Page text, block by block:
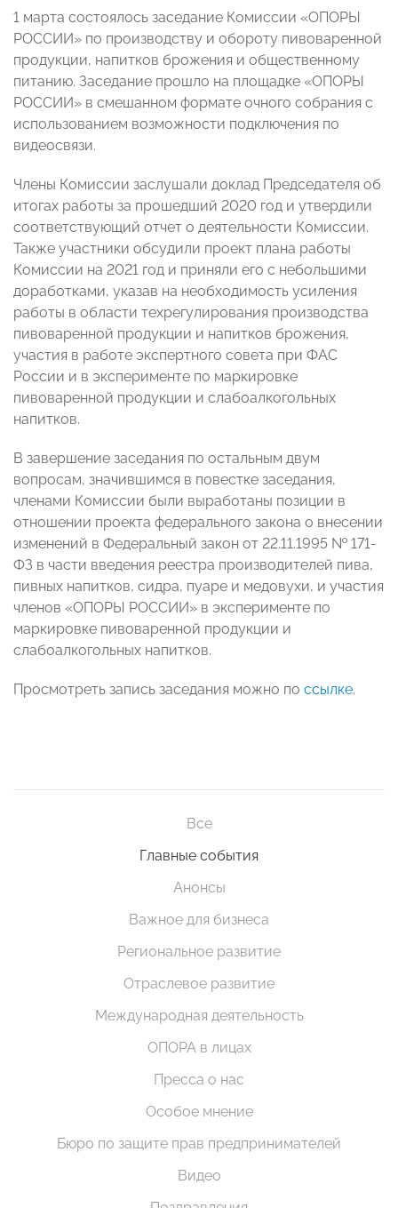
1 марта состоялось заседание Комиссии «ОПОРЫ
РОССИИ» по производству и обороту пивоваренной
продукции, напитков брожения и общественному
питанию. Заседание прошло на площадке «ОПОРЫ
РОССИИ» в смешанном формате очного собрания с
использованием возможности подключения по
видеосвязи.
Члены Комиссии заслушали доклад Председателя об
итогах работы за прошедший 2020 год и утвердили
соответствующий отчет о деятельности Комиссии.
Также участники обсудили проект плана работы
Комиссии на 2021 год и приняли его с небольшими
доработками, указав на необходимость усиления
работы в области техрегулирования производства
пивоваренной продукции и напитков брожения,
участия в работе экспертного совета при ФАС
России и в эксперименте по маркировке
пивоваренной продукции и слабоалкогольных
напитков.
В завершение заседания по остальным двум
вопросам, значившимся в повестке заседания,
членами Комиссии были выработаны позиции в
отношении проекта федерального закона о внесении
изменений в Федеральный закон от 22.11.1995 № 171-
ФЗ в части введения реестра производителей пива,
пивных напитков, сидра, пуаре и медовухи, и участия
членов «ОПОРЫ РОССИИ» в эксперименте по
маркировке пивоваренной продукции и
слабоалкогольных напитков.
Просмотреть запись заседания можно по ссылке.
Все
Главные события
Анонсы
Важное для бизнеса
Региональное развитие
Отраслевое развитие
Международная деятельность
ОПОРА в лицах
Пресса о нас
Особое мнение
Бюро по защите прав предпринимателей
Видео